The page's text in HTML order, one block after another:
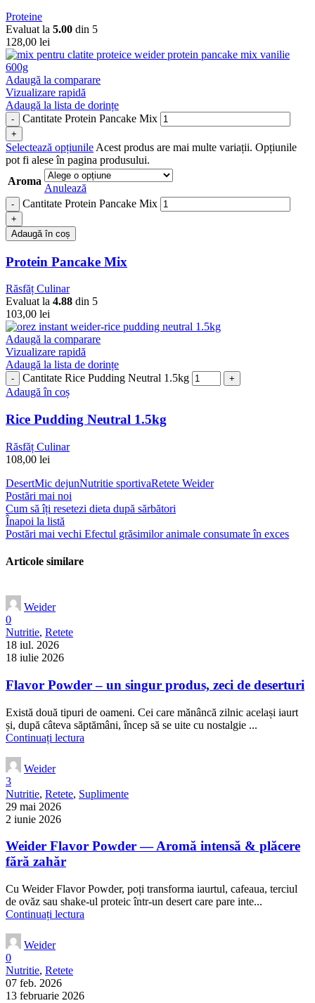
Proteine
Evaluat la 5.00 din 5
128,00 lei
Adaugă la comparare
Vizualizare rapidă
Adaugă la lista de dorințe
Cantitate Protein Pancake Mix
Selectează opțiunile Acest produs are mai multe variații. Opțiunile
pot fi alese în pagina produsului.
Aroma
Anulează
Cantitate Protein Pancake Mix
Adaugă în coș
Protein Pancake Mix
Răsfăț Culinar
Evaluat la 4.88 din 5
103,00 lei
Adaugă la comparare
Vizualizare rapidă
Adaugă la lista de dorințe
Cantitate Rice Pudding Neutral 1.5kg
Adaugă în coș
Rice Pudding Neutral 1.5kg
Răsfăț Culinar
108,00 lei
DesertMic dejunNutritie sportivaRetete Weider
Postări mai noi
Cum să îți resetezi dieta după sărbători
Înapoi la listă
Postări mai vechi Efectul grăsimilor animale consumate în exces
Articole similare
Weider
0
Nutritie, Retete
18 iul. 2026
18 iulie 2026
Flavor Powder – un singur produs, zeci de deserturi
Există două tipuri de oameni. Cei care mănâncă zilnic același iaurt
și, după câteva săptămâni, încep să se uite cu nostalgie ...
Continuați lectura
Weider
3
Nutritie, Retete, Suplimente
29 mai 2026
2 iunie 2026
Weider Flavor Powder — Aromă intensă & plăcere
fără zahăr
Cu Weider Flavor Powder, poți transforma iaurtul, cafeaua, terciul
de ovăz sau shake-ul proteic într-un desert care pare inte...
Continuați lectura
Weider
0
Nutritie, Retete
07 feb. 2026
13 februarie 2026